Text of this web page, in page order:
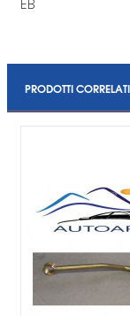
EB
PRODOTTI CORRELATI